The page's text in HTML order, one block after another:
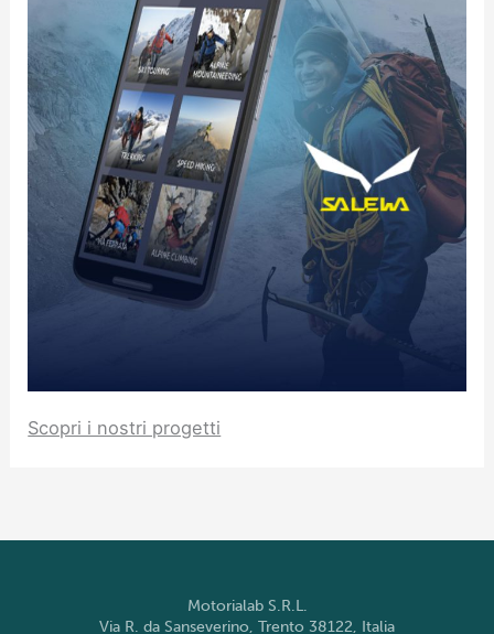
Scopri i nostri progetti
Motorialab S.R.L.
Via R. da Sanseverino, Trento 38122, Italia